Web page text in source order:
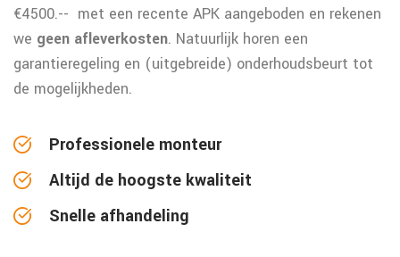
€4500.-- met een recente APK aangeboden en rekenen
we geen afleverkosten. Natuurlijk horen een
garantieregeling en (uitgebreide) onderhoudsbeurt tot
de mogelijkheden.
Professionele monteur
Altijd de hoogste kwaliteit
Snelle afhandeling